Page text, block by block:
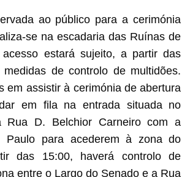
ao público para a cerimónia
se na escadaria das Ruínas de
estará sujeito, a partir das
de controlo de multidões.
em assistir à cerimónia de abertura
em fila na entrada situada no
Rua D. Belchior Carneiro com a
Paulo para acederem à zona do
das 15:00, haverá controlo de
entre o Largo do Senado e a Rua